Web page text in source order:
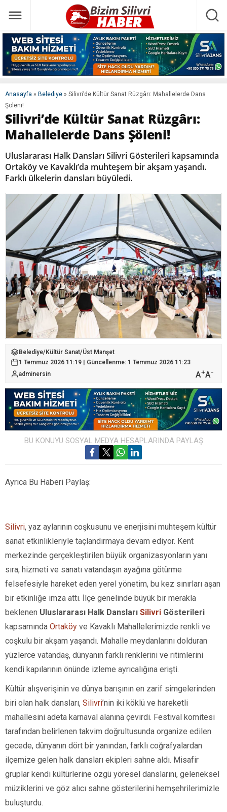
Anasayfa » Belediye » Silivri’de Kültür Sanat Rüzgârı: Mahallelerde Dans
Şöleni!
Silivri’de Kültür Sanat Rüzgârı:
Mahallelerde Dans Şöleni!
Uluslararası Halk Dansları Silivri Gösterileri kapsamında
Ortaköy ve Kavaklı’da muhteşem bir akşam yaşandı.
Farklı ülkelerin dansları büyüledi.
Belediye/Kültür Sanat/Üst Manşet
1 Temmuz 2026 11:19 | Güncellenme: 1 Temmuz 2026 11:23
adminersin
A+A-
BU KONUYU SOSYAL MEDYA HESAPLARINDA PAYLAŞ
Ayrıca Bu Haberi Paylaş:
Silivri, yaz aylarının coşkusunu ve enerjisini muhteşem kültür
sanat etkinlikleriyle taçlandırmaya devam ediyor. Kent
merkezinde gerçekleştirilen büyük organizasyonların yanı
sıra, hizmeti ve sanatı vatandaşın ayağına götürme
felsefesiyle hareket eden yerel yönetim, bu kez sınırları aşan
bir etkinliğe imza attı. İlçe genelinde büyük bir merakla
beklenen Uluslararası Halk Dansları Silivri Gösterileri
kapsamında Ortaköy ve Kavaklı Mahallelerimizde renkli ve
coşkulu bir akşam yaşandı. Mahalle meydanlarını dolduran
yüzlerce vatandaş, dünyanın farklı renklerini ve ritimlerini
kendi kapılarının önünde izleme ayrıcalığına erişti.
Kültür alışverişinin ve dünya barışının en zarif simgelerinden
biri olan halk dansları, Silivri’nin iki köklü ve hareketli
mahallesini adeta karnaval alanına çevirdi. Festival komitesi
tarafından belirlenen takvim doğrultusunda organize edilen
gecede, dünyanın dört bir yanından, farklı coğrafyalardan
ilçemize gelen halk dansları ekipleri sahne aldı. Misafir
gruplar kendi kültürlerine özgü yöresel danslarını, geleneksel
müziklerini ve göz alıcı sahne gösterilerini hemşehrilerimizle
buluşturdu.